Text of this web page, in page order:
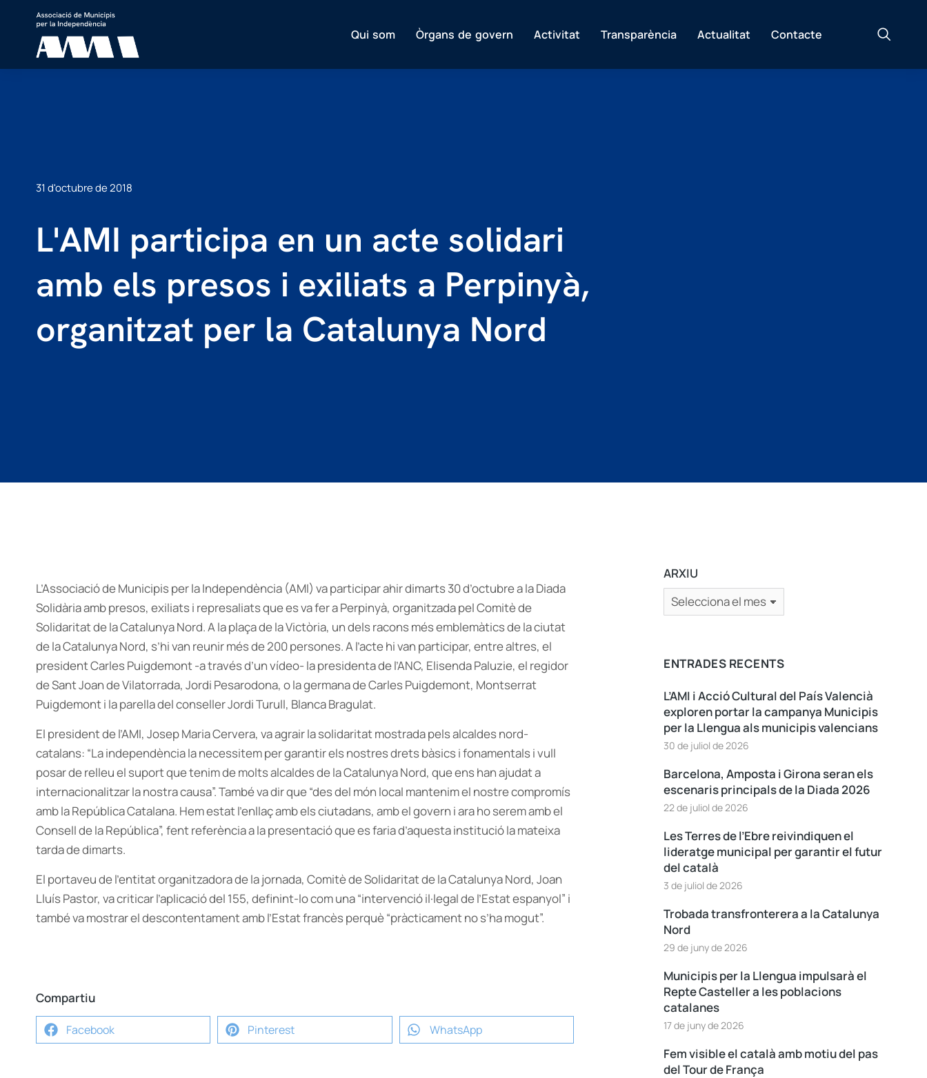
Qui som Òrgans de govern Activitat Transparència Actualitat Contacte
31 d'octubre de 2018
L'AMI participa en un acte solidari
amb els presos i exiliats a Perpinyà,
organitzat per la Catalunya Nord
L’Associació de Municipis per la Independència (AMI) va participar ahir dimarts 30 d’octubre a la Diada
Solidària amb presos, exiliats i represaliats que es va fer a Perpinyà, organitzada pel Comitè de
Solidaritat de la Catalunya Nord. A la plaça de la Victòria, un dels racons més emblemàtics de la ciutat
de la Catalunya Nord, s’hi van reunir més de 200 persones. A l’acte hi van participar, entre altres, el
president Carles Puigdemont -a través d’un vídeo- la presidenta de l’ANC, Elisenda Paluzie, el regidor
de Sant Joan de Vilatorrada, Jordi Pesarodona, o la germana de Carles Puigdemont, Montserrat
Puigdemont i la parella del conseller Jordi Turull, Blanca Bragulat.
El president de l’AMI, Josep Maria Cervera, va agrair la solidaritat mostrada pels alcaldes nord-
catalans: “La independència la necessitem per garantir els nostres drets bàsics i fonamentals i vull
posar de relleu el suport que tenim de molts alcaldes de la Catalunya Nord, que ens han ajudat a
internacionalitzar la nostra causa”. També va dir que “des del món local mantenim el nostre compromís
amb la República Catalana. Hem estat l’enllaç amb els ciutadans, amb el govern i ara ho serem amb el
Consell de la República”, fent referència a la presentació que es faria d’aquesta institució la mateixa
tarda de dimarts.
El portaveu de l’entitat organitzadora de la jornada, Comitè de Solidaritat de la Catalunya Nord, Joan
Lluís Pastor, va criticar l’aplicació del 155, definint-lo com una “intervenció il·legal de l’Estat espanyol” i
també va mostrar el descontentament amb l’Estat francès perquè “pràcticament no s’ha mogut”.
Compartiu
Facebook Pinterest WhatsApp
ARXIU
ENTRADES RECENTS
L’AMI i Acció Cultural del País Valencià
exploren portar la campanya Municipis
per la Llengua als municipis valencians
30 de juliol de 2026
Barcelona, Amposta i Girona seran els
escenaris principals de la Diada 2026
22 de juliol de 2026
Les Terres de l’Ebre reivindiquen el
lideratge municipal per garantir el futur
del català
3 de juliol de 2026
Trobada transfronterera a la Catalunya
Nord
29 de juny de 2026
Municipis per la Llengua impulsarà el
Repte Casteller a les poblacions
catalanes
17 de juny de 2026
Fem visible el català amb motiu del pas
del Tour de França